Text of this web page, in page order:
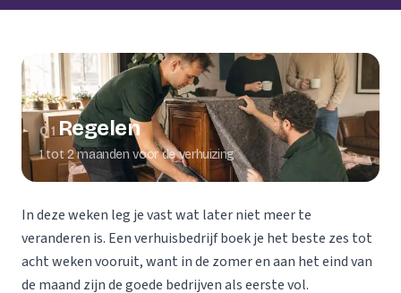
01 Regelen
1 tot 2 maanden voor de verhuizing
In deze weken leg je vast wat later niet meer te
veranderen is. Een verhuisbedrijf boek je het beste zes tot
acht weken vooruit, want in de zomer en aan het eind van
de maand zijn de goede bedrijven als eerste vol.